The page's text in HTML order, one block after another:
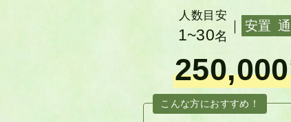
人数目安
1~30名
安置
250,000
こんな方におすすめ！